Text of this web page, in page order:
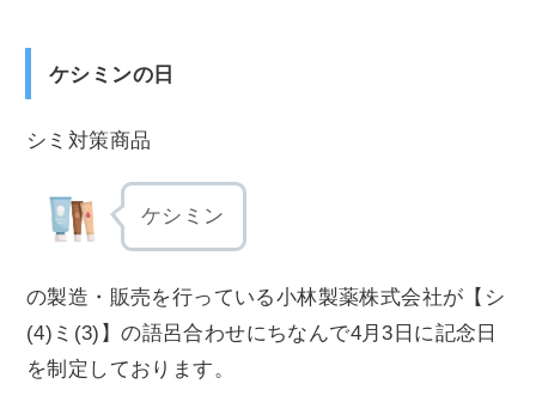
ケシミンの日
シミ対策商品
ケシミン
の製造・販売を行っている小林製薬株式会社が【シ
(4)ミ(3)】の語呂合わせにちなんで4月3日に記念日
を制定しております。